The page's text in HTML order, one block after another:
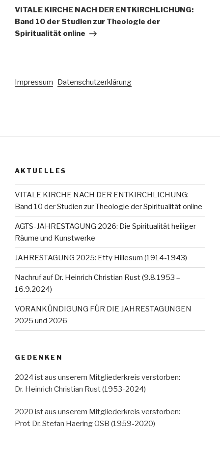
Beitrag
VITALE KIRCHE NACH DER ENTKIRCHLICHUNG:
Band 10 der Studien zur Theologie der
Spiritualität online
Impressum Datenschutzerklärung
AKTUELLES
VITALE KIRCHE NACH DER ENTKIRCHLICHUNG:
Band 10 der Studien zur Theologie der Spiritualität online
AGTS-JAHRESTAGUNG 2026: Die Spiritualität heiliger
Räume und Kunstwerke
JAHRESTAGUNG 2025: Etty Hillesum (1914-1943)
Nachruf auf Dr. Heinrich Christian Rust (9.8.1953 –
16.9.2024)
VORANKÜNDIGUNG FÜR DIE JAHRESTAGUNGEN
2025 und 2026
GEDENKEN
2024 ist aus unserem Mitgliederkreis verstorben:
Dr. Heinrich Christian Rust (1953-2024)
2020 ist aus unserem Mitgliederkreis verstorben:
Prof. Dr. Stefan Haering OSB (1959-2020)